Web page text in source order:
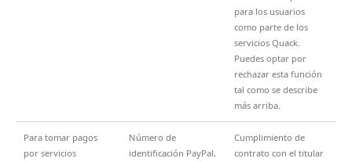
para los usuarios
como parte de los
servicios Quack.
Puedes optar por
rechazar esta función
tal como se describe
más arriba.
Para tomar pagos
por servicios
Número de
identificación PayPal,
Cumplimiento de
contrato con el titular